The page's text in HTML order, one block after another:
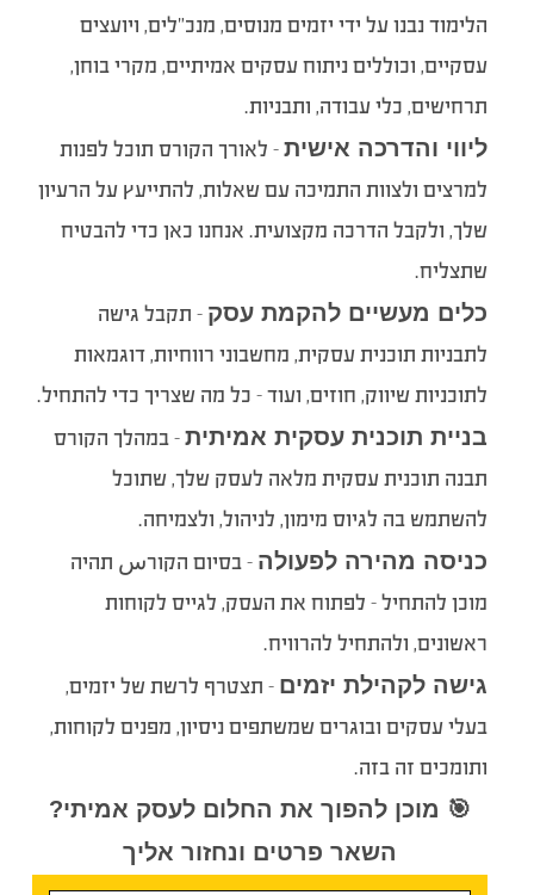
הלימוד נבנו על ידי יזמים מנוסים, מנכ”לים, ויועצים
עסקיים, וכוללים ניתוח עסקים אמיתיים, מקרי בוחן,
תרחישים, כלי עבודה, ותבניות.
ליווי והדרכה אישית– לאורך הקורס תוכל לפנות
למרצים ולצוות התמיכה עם שאלות, להתייעץ על הרעיון
שלך, ולקבל הדרכה מקצועית. אנחנו כאן כדי להבטיח
שתצליח.
כלים מעשיים להקמת עסק – תקבל גישה
לתבניות תוכנית עסקית, מחשבוני רווחיות, דוגמאות
לתוכניות שיווק, חוזים, ועוד – כל מה שצריך כדי להתחיל.
בניית תוכנית עסקית אמיתית– במהלך הקורס
תבנה תוכנית עסקית מלאה לעסק שלך, שתוכל
להשתמש בה לגיוס מימון, לניהול, ולצמיחה.
כניסה מהירה לפעולה – בסיום הקורس תהיה
מוכן להתחיל – לפתוח את העסק, לגייס לקוחות
ראשונים, ולהתחיל להרוויח.
גישה לקהילת יזמים – תצטרף לרשת של יזמים,
בעלי עסקים ובוגרים שמשתפים ניסיון, מפנים לקוחות,
ותומכים זה בזה.
🎯 מוכן להפוך את החלום לעסק אמיתי?
השאר פרטים ונחזור אליך